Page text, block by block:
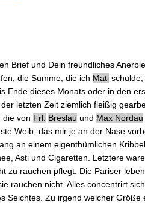
Briefund Dein freundliches
die Summe, die ich Matischulde,
Ende dieses Monats oder in den
letzten Zeit ziemlich fleißig
die von Frl. Breslau und Max Nordau
Weib, das mir je an der Nase
an einem eigenthümlichen
Astiund Cigaretten. Letztere
zu rauchen pflegt. Die Pariser
rauchen nicht. Alles concentrirt
Seichtes. Zu irgend welcher